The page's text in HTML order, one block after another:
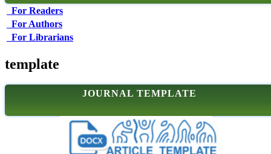
For Readers
For Authors
For Librarians
template
JOURNAL TEMPLATE